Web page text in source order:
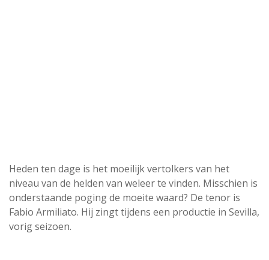
Heden ten dage is het moeilijk vertolkers van het
niveau van de helden van weleer te vinden. Misschien is
onderstaande poging de moeite waard? De tenor is
Fabio Armiliato. Hij zingt tijdens een productie in Sevilla,
vorig seizoen.